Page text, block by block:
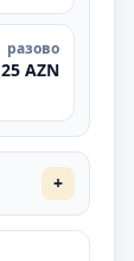
разово
25 AZN
+